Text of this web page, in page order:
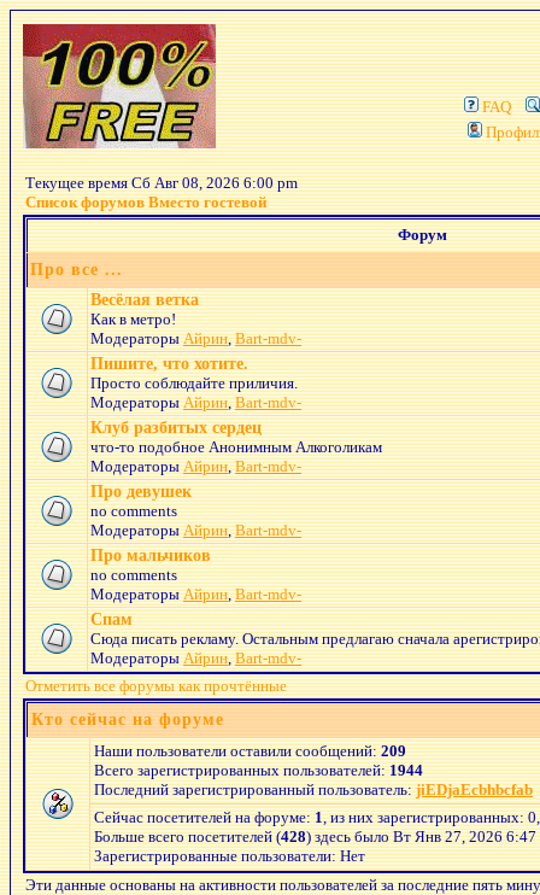
FAQ
Текущее время Сб Авг 08, 2026 6:00 pm
Список форумов Вместо гостевой
Форум
Про все ...
Весёлая ветка
Как в метро!
МодераторыАйрин,Bart-mdv-
Пишите, что хотите.
Просто соблюдайте приличия.
МодераторыАйрин,Bart-mdv-
Клуб разбитых сердец
что-то подобное Анонимным Алкоголикам
МодераторыАйрин,Bart-mdv-
Про девушек
no comments
МодераторыАйрин,Bart-mdv-
Про мальчиков
no comments
МодераторыАйрин,Bart-mdv-
Спам
Сюда писать рекламу. Остальным предлагаю сначала
МодераторыАйрин,Bart-mdv-
Отметить все форумы как прочтённые
Кто сейчас на форуме
Наши пользователи оставили сообщений:209
Всего зарегистрированных пользователей:1944
Последний зарегистрированный пользователь:jiEDjaEcbhbcfab
Сейчас посетителей на форуме:1, из них зарегистрированных:
Больше всего посетителей (428) здесь было Вт Янв 27, 2026 6:47
Зарегистрированные пользователи: Нет
Эти данные основаны на активности пользователей за последние пять